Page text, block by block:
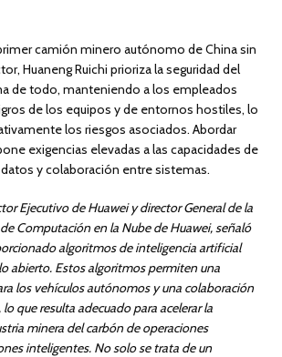
camión minero autónomo de China sin
Huaneng Ruichi prioriza la seguridad del
de todo, manteniendo a los empleados
de los equipos y de entornos hostiles, lo
los riesgos asociados. Abordar
exigencias elevadas a las capacidades de
y colaboración entre sistemas.
Ejecutivo de Huawei y director General de la
Computación en la Nube de Huawei, señaló
algoritmos de inteligencia artificial
abierto. Estos algoritmos permiten una
los vehículos autónomos y una colaboración
que resulta adecuado para acelerar la
minera del carbón de operaciones
inteligentes. No solo se trata de un